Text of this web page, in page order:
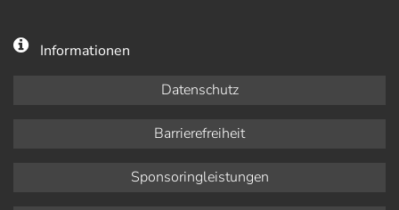
Informationen
Datenschutz
Barrierefreiheit
Sponsoringleistungen